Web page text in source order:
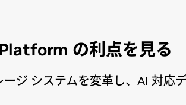
の利点を見る
ジ システムを変革し、AI 対応